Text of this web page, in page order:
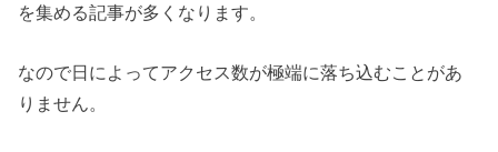
を集める記事が多くなります。
なので日によってアクセス数が極端に落ち込むことがあ
りません。